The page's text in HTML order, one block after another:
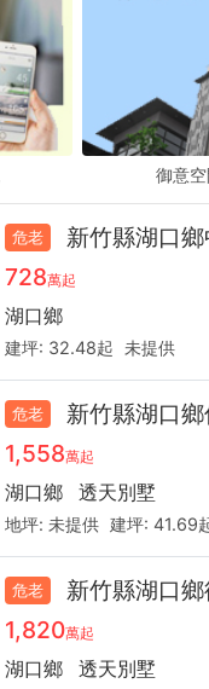
御意
御意
御意
危老
新竹縣湖口鄉中
728萬起
湖口鄉
建坪: 32.48起 未提供
危老
新竹縣湖口鄉信
1,558萬起
湖口鄉 透天別墅
地坪:未提供 建坪:41.69
危老
新竹縣湖口鄉德
1,820萬起
湖口鄉 透天別墅